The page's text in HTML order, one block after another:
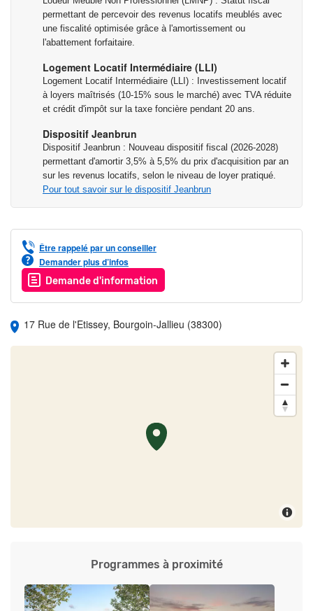
traitement de vos données :
Les informations sur les risques auxquels ce bien est exposé
sont disponibles sur le site Géorisques :
www.georisques.gouv.fr
permettant de percevoir des revenus locatifs meublés avec
une fiscalité optimisée grâce à l'amortissement ou
l'abattement forfaitaire.
Logement Locatif Intermédiaire (LLI)
Logement Locatif Intermédiaire (LLI) : Investissement locatif
à loyers maîtrisés (10-15% sous le marché) avec TVA réduite
et crédit d'impôt sur la taxe foncière pendant 20 ans.
Dispositif Jeanbrun
Dispositif Jeanbrun : Nouveau dispositif fiscal (2026-2028)
permettant d'amortir 3,5% à 5,5% du prix d'acquisition par an
sur les revenus locatifs, selon le niveau de loyer pratiqué.
Pour tout savoir sur le dispositif Jeanbrun
Être rappelé par un conseiller
Demander plus d’infos
Demande d'information
17 Rue de l'Etissey, Bourgoin-Jallieu (38300)
Programmes à proximité